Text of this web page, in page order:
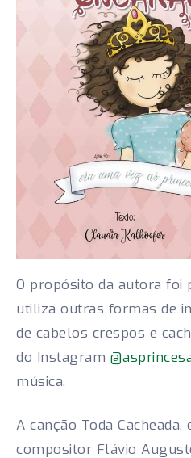
O propósito da autora foi
utiliza outras formas de
de cabelos crespos e
do Instagram
música.
A canção Toda
compositor Flávio